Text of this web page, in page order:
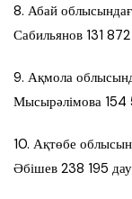
8. Абай
Сабильянов 131
9. Ақмола
Мысырәлімова 154
10. Ақтөбе
Әбішев 238 195